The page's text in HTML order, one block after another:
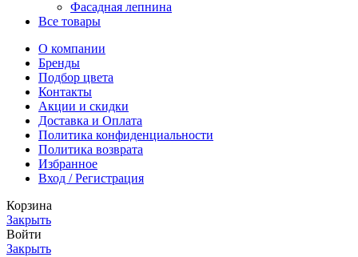
Фасадная лепнина
Все товары
О компании
Бренды
Подбор цвета
Контакты
Акции и скидки
Доставка и Оплата
Политика конфиденциальности
Политика возврата
Избранное
Вход / Регистрация
Корзина
Закрыть
Войти
Закрыть